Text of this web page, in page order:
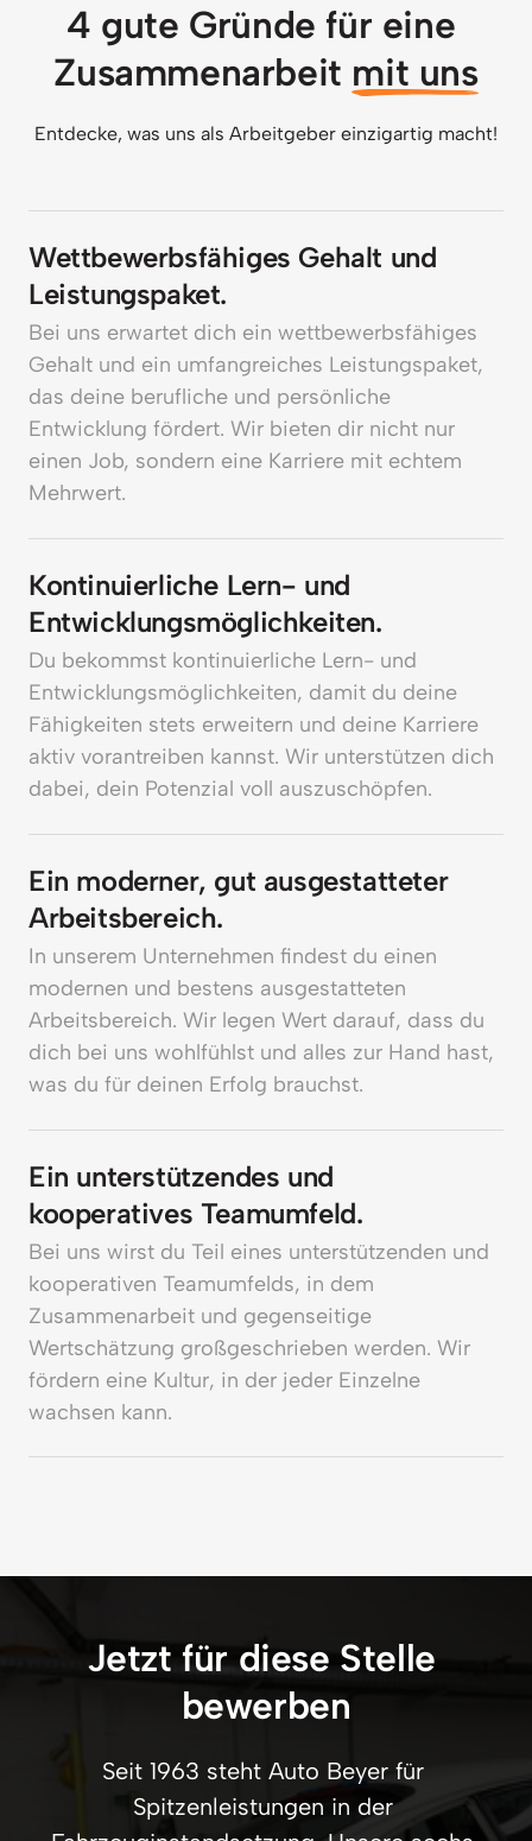
4 gute Gründe für eine
Zusammenarbeit mit uns
Entdecke, was uns als Arbeitgeber einzigartig macht!
Wettbewerbsfähiges Gehalt und
Leistungspaket.
Bei uns erwartet dich ein wettbewerbsfähiges
Gehalt und ein umfangreiches Leistungspaket,
das deine berufliche und persönliche
Entwicklung fördert. Wir bieten dir nicht nur
einen Job, sondern eine Karriere mit echtem
Mehrwert.
Kontinuierliche Lern- und
Entwicklungsmöglichkeiten.
Du bekommst kontinuierliche Lern- und
Entwicklungsmöglichkeiten, damit du deine
Fähigkeiten stets erweitern und deine Karriere
aktiv vorantreiben kannst. Wir unterstützen dich
dabei, dein Potenzial voll auszuschöpfen.
Ein moderner, gut ausgestatteter
Arbeitsbereich.
In unserem Unternehmen findest du einen
modernen und bestens ausgestatteten
Arbeitsbereich. Wir legen Wert darauf, dass du
dich bei uns wohlfühlst und alles zur Hand hast,
was du für deinen Erfolg brauchst.
Ein unterstützendes und
kooperatives Teamumfeld.
Bei uns wirst du Teil eines unterstützenden und
kooperativen Teamumfelds, in dem
Zusammenarbeit und gegenseitige
Wertschätzung großgeschrieben werden. Wir
fördern eine Kultur, in der jeder Einzelne
wachsen kann.
Jetzt für diese Stelle
bewerben
Seit 1963 steht Auto Beyer für
Spitzenleistungen in der